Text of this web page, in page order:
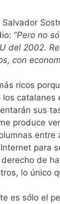
“Pero no
del 2002.
con
ricos
sus
produce
para
de
lo único
es sólo el